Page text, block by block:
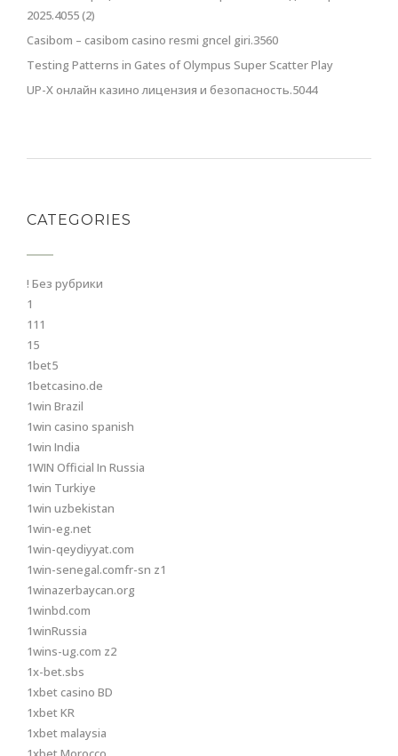
2025.4055 (2)
Casibom – casibom casino resmi gncel giri.3560
Testing Patterns in Gates of Olympus Super Scatter Play
UP-X онлайн казино лицензия и безопасность.5044
CATEGORIES
! Без рубрики
1
111
15
1bet5
1betcasino.de
1win Brazil
1win casino spanish
1win India
1WIN Official In Russia
1win Turkiye
1win uzbekistan
1win-eg.net
1win-qeydiyyat.com
1win-senegal.comfr-sn z1
1winazerbaycan.org
1winbd.com
1winRussia
1wins-ug.com z2
1x-bet.sbs
1xbet casino BD
1xbet KR
1xbet malaysia